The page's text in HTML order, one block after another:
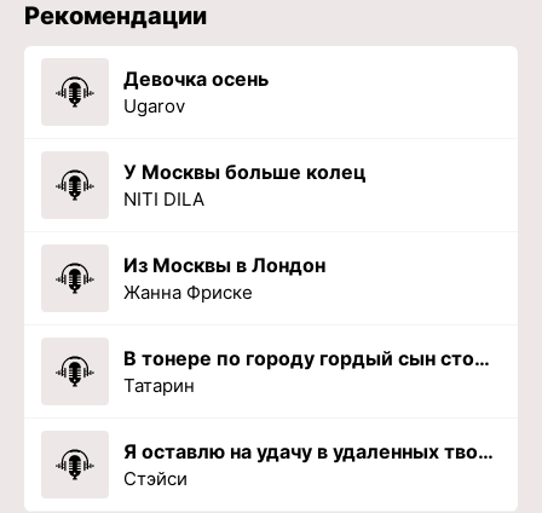
Рекомендации
Девочка осень
Ugarov
У Москвы больше колец
NITI DILA
Из Москвы в Лондон
Жанна Фриске
В тонере по городу гордый сын столицы
Татарин
Я оставлю на удачу в удаленных твой портрет
Стэйси